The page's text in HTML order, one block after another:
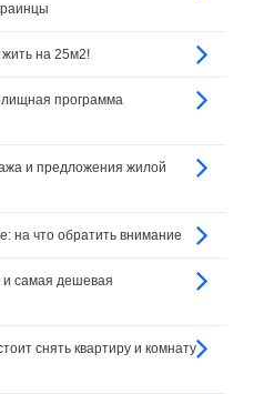
на 25м2!
программа
и предложения жилой
на что обратить внимание
и самая дешевая
снять квартиру и комнату